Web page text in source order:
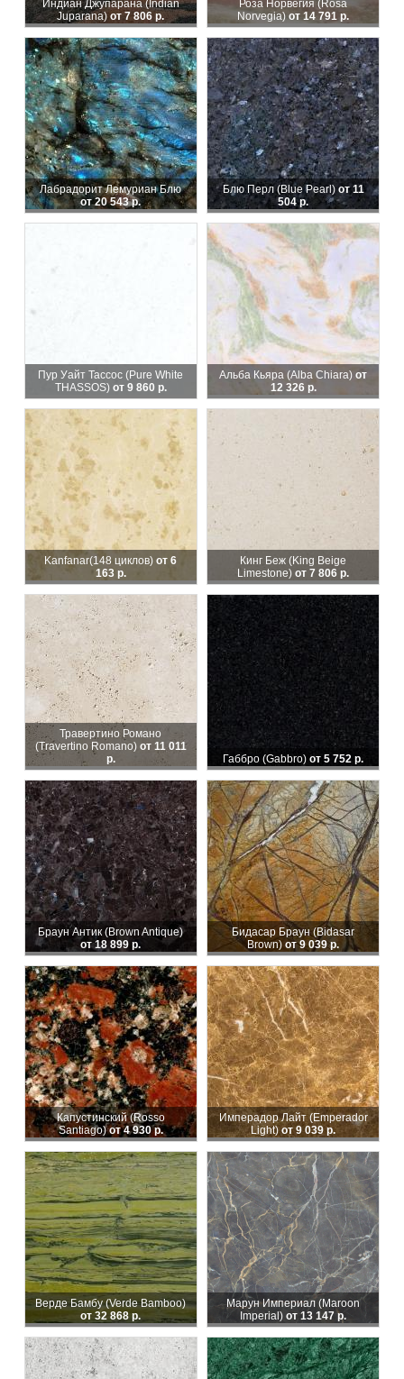
Индиан Джупарана (Indian
Juparana)от 7 806 р.
Роза Норвегия (Rosa
Norvegia) от 14 791 р.
Лабрадорит Лемуриан Блю
от 20 543 р.
Блю Перл (Blue Pearl) от 11
504 р.
Пур Уайт Тассос (Pure White
THASSOS) от 9 860 р.
Альба Кьяра (Alba Chiara) от
12 326 р.
Kanfanar(148 циклов)от 6
163 р.
Кинг Беж (King Beige
Limestone) от 7 806 р.
Травертино Романо
(Travertino Romano) от 11 011
р.
Габбро (Gabbro) от 5 752 р.
Браун Антик (Brown Antique)
от 18 899 р.
Бидасар Браун (Bidasar
Brown) от 9 039 р.
Капустинский (Rosso
Santiago)от 4 930 р.
Имперадор Лайт (Emperador
Light) от 9 039 р.
Верде Бамбу (Verde Bamboo)
от 32 868 р.
Марун Империал (Maroon
Imperial) от 13 147 р.